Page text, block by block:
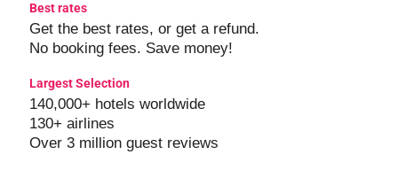
Best rates
Get the best rates, or get a refund.
No booking fees. Save money!
Largest Selection
140,000+ hotels worldwide
130+ airlines
Over 3 million guest reviews